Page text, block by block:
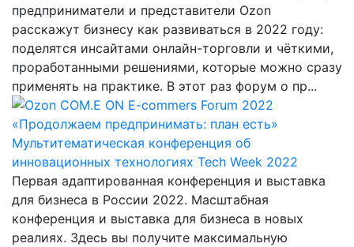
предприниматели и представители Ozon
расскажут бизнесу как развиваться в 2022 году:
поделятся инсайтами онлайн-торговли и чёткими,
проработанными решениями, которые можно сразу
применять на практике. В этот раз форум о пр...
Мультитематическая конференция об
инновационных технологиях Tech Week 2022
Первая адаптированная конференция и выставка
для бизнеса в России 2022. Масштабная
конференция и выставка для бизнеса в новых
реалиях. Здесь вы получите максимальную